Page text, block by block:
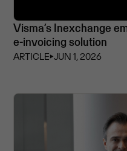
Visma’s Inexchange
e-invoicing solution
ARTICLE⏵JUN 1, 2026